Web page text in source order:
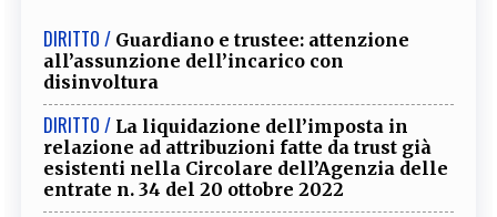
DIRITTO / Guardiano e trustee: attenzione
all’assunzione dell’incarico con
disinvoltura
DIRITTO / La liquidazione dell’imposta in
relazione ad attribuzioni fatte da trust già
esistenti nella Circolare dell’Agenzia delle
entrate n. 34 del 20 ottobre 2022